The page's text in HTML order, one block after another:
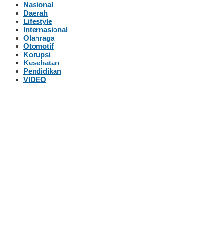
Nasional
Daerah
Lifestyle
Internasional
Olahraga
Otomotif
Korupsi
Kesehatan
Pendidikan
VIDEO